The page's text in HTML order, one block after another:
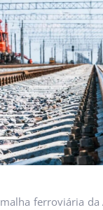
ferroviária da